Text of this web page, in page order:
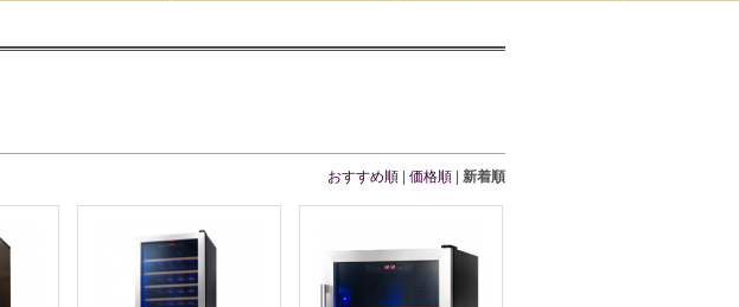
おすすめ順 価格順 新着順